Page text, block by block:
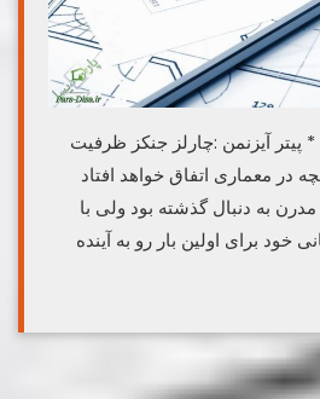
آیزنمن :چارلز جنکز ظرفیت
در معماری اتفاق خواهد افتاد
مدرن به دنبال گذشته بود ولی با
خود برای اولین بار رو به آینده